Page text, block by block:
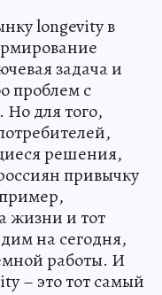
longevity в
задача и
проблем с
для того,
решения,
привычку
жизни и тот
на сегодня,
работы. И
– это тот самый